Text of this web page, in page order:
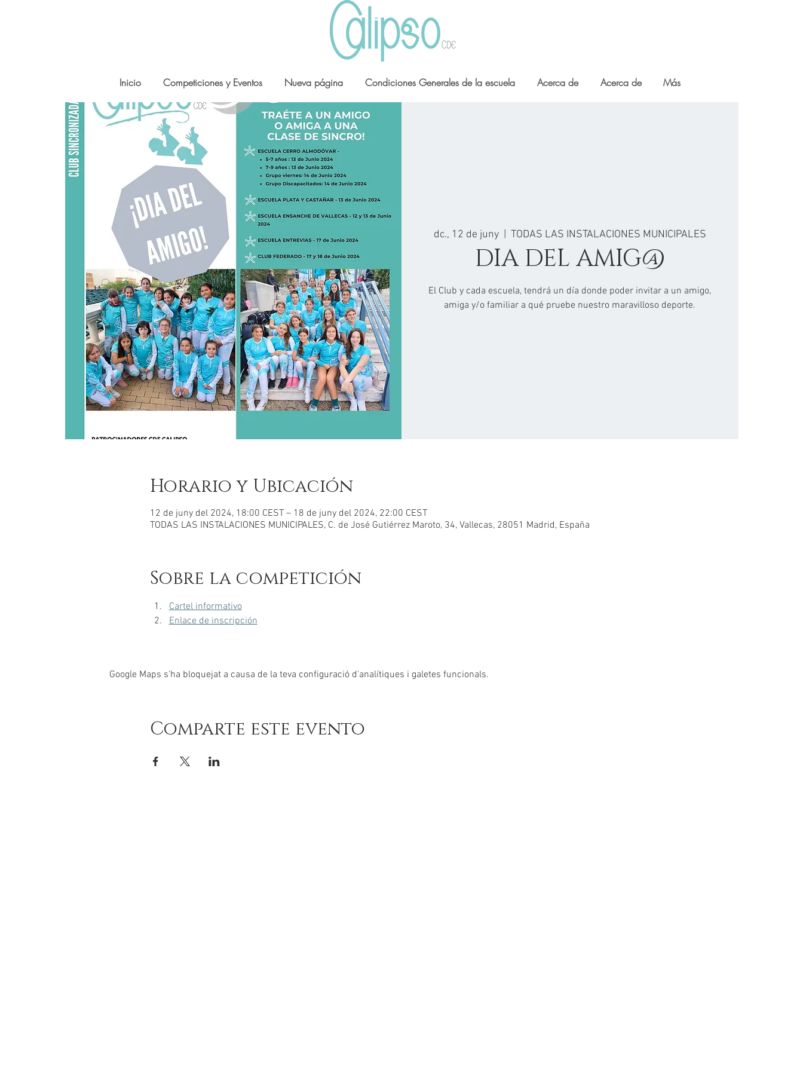
Inicio Competiciones y Eventos Nueva página Condiciones Generales de la escuela Acerca de Acerca de Más
dc., 12 de juny
  |
TODAS LAS INSTALACIONES MUNICIPALES
DIA DEL AMIG@
El Club y cada escuela, tendrá un día donde poder invitar a un amigo,
amiga y/o familiar a qué pruebe nuestro maravilloso deporte.
Horario y Ubicación
12 de juny del 2024, 18:00 CEST – 18 de juny del 2024, 22:00 CEST
TODAS LAS INSTALACIONES MUNICIPALES, C. de José Gutiérrez Maroto, 34, Vallecas, 28051 Madrid, España
Sobre la competición
Cartel informativo
Enlace de inscripción
Google Maps s'ha bloquejat a causa de la teva configuració d'analítiques i galetes funcionals.
Comparte este evento